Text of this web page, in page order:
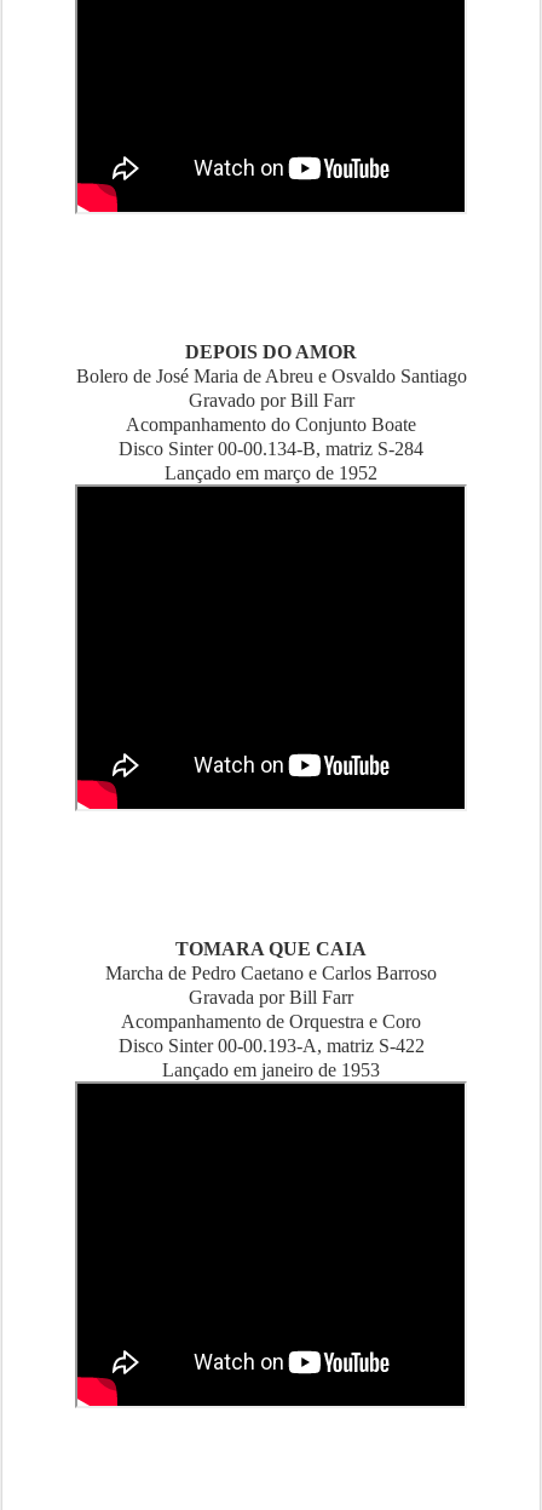
DEPOIS DO AMOR
Bolero de José Maria de Abreu e Osvaldo Santiago
Gravado por Bill Farr
Acompanhamento do Conjunto Boate
Disco Sinter 00-00.134-B, matriz S-284
Lançado em março de 1952
TOMARA QUE CAIA
Marcha de Pedro Caetano e Carlos Barroso
Gravada por Bill Farr
Acompanhamento de Orquestra e Coro
Disco Sinter 00-00.193-A, matriz S-422
Lançado em janeiro de 1953